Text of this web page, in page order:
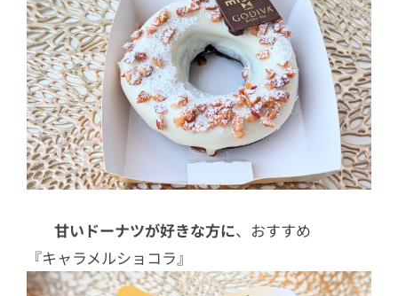
甘いドーナツが好きな方に、おすすめ
『キャラメルショコラ』